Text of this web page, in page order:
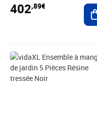
402,89€
Prix 310,89€